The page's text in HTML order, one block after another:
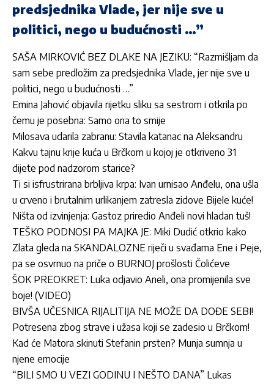
predsjednika Vlade, jer nije sve u
politici, nego u budućnosti …”
SAŠA MIRKOVIĆ BEZ DLAKE NA JEZIKU: “Razmišljam da
sam sebe predložim za predsjednika Vlade, jer nije sve u
politici, nego u budućnosti …”
Emina Jahović objavila rijetku sliku sa sestrom i otkrila po
čemu je posebna: Samo ona to smije
Milosava udarila zabranu: Stavila katanac na Aleksandru
Kakvu tajnu krije kuća u Brčkom u kojoj je otkriveno 31
dijete pod nadzorom starice?
Ti si isfrustrirana brbljiva krpa: Ivan urnisao Anđelu, ona ušla
u crveno i brutalnim urlikanjem zatresla zidove Bijele kuće!
Ništa od izvinjenja: Gastoz priredio Anđeli novi hladan tuš!
TEŠKO PODNOSI PA MAJKA JE: Miki Dudić otkrio kako
Zlata gleda na SKANDALOZNE riječi u svađama Ene i Peje,
pa se osvrnuo na priče o BURNOJ prošlosti Čolićeve
ŠOK PREOKRET: Luka odjavio Aneli, ona promijenila sve
boje! (VIDEO)
BIVŠA UČESNICA RIJALITIJA NE MOŽE DA DOĐE SEBI!
Potresena zbog strave i užasa koji se zadesio u Brčkom!
Kad će Matora skinuti Stefanin prsten? Munja sumnja u
njene emocije
“BILI SMO U VEZI GODINU I NEŠTO DANA” Lukas